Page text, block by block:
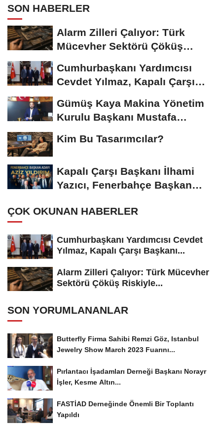
SON HABERLER
Alarm Zilleri Çalıyor: Türk
Mücevher Sektörü Çöküş
Cumhurbaşkanı Yardımcısı
Cevdet Yılmaz, Kapalı Çarşı
Gümüş Kaya Makina Yönetim
Kurulu Başkanı Mustafa
Kim Bu Tasarımcılar?
Kapalı Çarşı Başkanı İlhami
Yazıcı, Fenerbahçe Başkan
ÇOK OKUNAN HABERLER
Cumhurbaşkanı Yardımcısı Cevdet
Yılmaz, Kapalı Çarşı Başkanı...
Alarm Zilleri Çalıyor: Türk Mücevher
Sektörü Çöküş Riskiyle...
SON YORUMLANANLAR
Butterfly Firma Sahibi Remzi Göz, Istanbul
Jewelry Show March 2023 Fuarını...
Pırlantacı İşadamları Derneği Başkanı Norayr
İşler, Kesme Altın...
FASTİAD Derneğinde Önemli Bir Toplantı
Yapıldı